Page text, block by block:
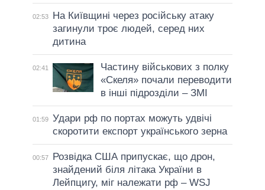
02:53
На Київщині через російську атаку
загинули троє людей, серед них
дитина
02:41
Частину військових з полку
«Скеля» почали переводити
в інші підрозділи – ЗМІ
01:59 Удари рф по портах можуть удвічі
скоротити експорт українського зерна
00:57
Розвідка США припускає, що дрон,
знайдений біля літака України в
Лейпцигу, міг належати рф – WSJ